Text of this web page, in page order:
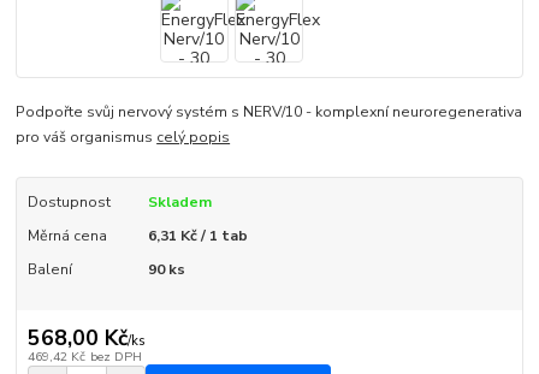
Podpořte svůj nervový systém s NERV/10 - komplexní neuroregenerativa
pro váš organismus celý popis
Dostupnost
Skladem
Měrná cena
6,31 Kč / 1 tab
Balení
90 ks
568,00 Kč/ks
469,42 Kč bez DPH